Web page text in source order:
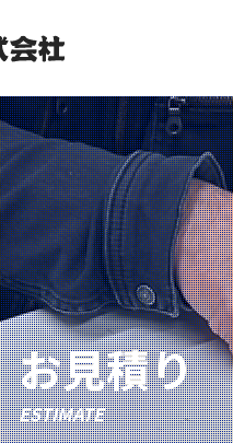
お見積り
ESTIMATE